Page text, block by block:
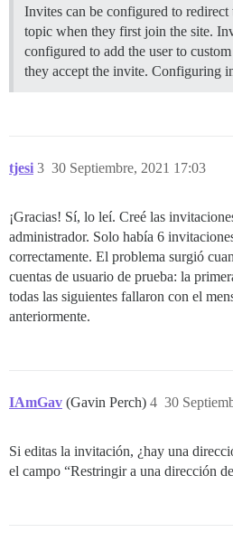
Invites can be configured to
topic when they first join the site.
configured to add the user to
they accept the invite. Configuring
tjesi 30 Septiembre, 2021 17:03
3
¡Gracias! Sí, lo leí. Creé las
administrador. Solo había 6
correctamente. El problema surgió
cuentas de usuario de prueba: la
todas las siguientes fallaron con el
anteriormente.
IAmGav (Gavin Perch) 30
4
Si editas la invitación, ¿hay una
el campo “Restringir a una dirección